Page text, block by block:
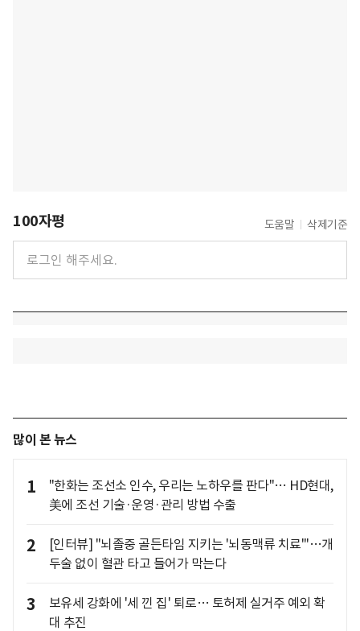
100자평 도움말 삭제기준
많이 본 뉴스
1
"한화는 조선소 인수, 우리는 노하우를 판다"… HD현대,
美에 조선 기술·운영·관리 방법 수출
2
[인터뷰] "뇌졸중 골든타임 지키는 '뇌동맥류 치료'"…개
두술 없이 혈관 타고 들어가 막는다
3
보유세 강화에 '세 낀 집' 퇴로… 토허제 실거주 예외 확
대 추진